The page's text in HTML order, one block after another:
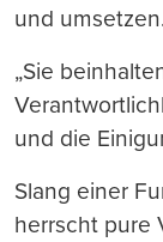
und
„Sie
und die
Slang einer
herrscht pure